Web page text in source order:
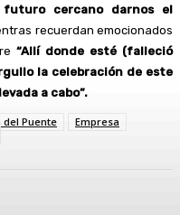
futuro cercano darnos el
recuerdan emocionados
“Allí donde esté (falleció
la celebración de este
a cabo”.
del Puente
Empresa